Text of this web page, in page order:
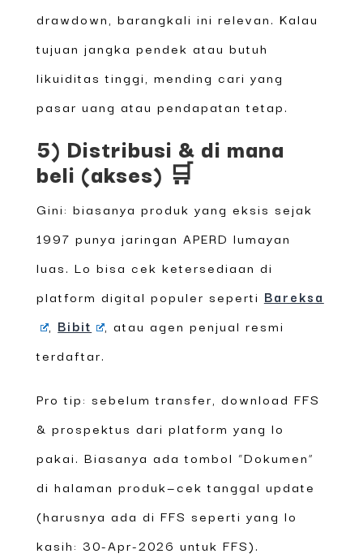
drawdown, barangkali ini relevan. Kalau
tujuan jangka pendek atau butuh
likuiditas tinggi, mending cari yang
pasar uang atau pendapatan tetap.
5) Distribusi & di mana
beli (akses) 🛒
Gini: biasanya produk yang eksis sejak
1997 punya jaringan APERD lumayan
luas. Lo bisa cek ketersediaan di
platform digital populer seperti Bareksa
Bibit
, atau agen penjual resmi
terdaftar.
Pro tip: sebelum transfer, download FFS
& prospektus dari platform yang lo
pakai. Biasanya ada tombol “Dokumen”
di halaman produk—cek tanggal update
(harusnya ada di FFS seperti yang lo
kasih: 30-Apr-2026 untuk FFS).